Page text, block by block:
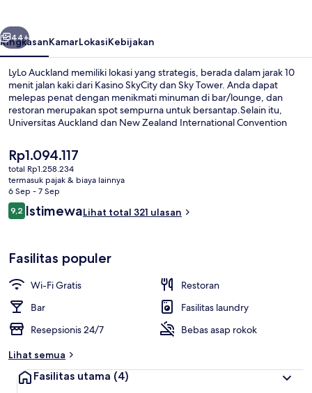
Berikutnya
44+
RingkasanKamarLokasiKebijakan
LyLo Auckland memiliki lokasi yang strategis, berada dalam jarak 10
menit jalan kaki dari Kasino SkyCity dan Sky Tower. Anda dapat
melepas penat dengan menikmati minuman di bar/lounge, dan
restoran merupakan spot sempurna untuk bersantap.Selain itu,
Universitas Auckland dan New Zealand International Convention
dengan staf. Dekat dengan transportasi umum: Pemberhentian
Trem Gaunt Street berjarak just 13 menit jalan kaki.
Harga
saat
ini
Rp1.094.117
Rp1.094.117
total Rp1.258.234
termasuk pajak & biaya lainnya
6 Sep - 7 Sep
Ulasan
9,29,2 dari 10
IstimewaLihat total 321 ulasan
Fasilitas populer
Wi-Fi Gratis
Restoran
Bar
Fasilitas laundry
Resepsionis 24/7
Bebas asap rokok
Lihat semua
Fasilitas utama (4)